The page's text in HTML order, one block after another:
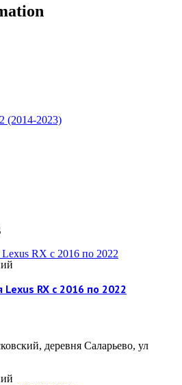
(2014-2023)
RX c 2016 по 2022
деревня Саларьево, ул